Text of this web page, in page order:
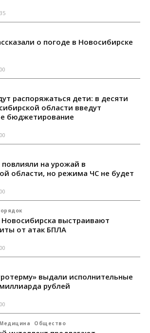
о погоде в Новосибирске
распоряжаться дети: в десяти
области введут
бюджетирование
на урожай в
области, но режима ЧС не будет
выстраивают
от атак БПЛА
выдали исполнительные
рублей
Медицина Общество